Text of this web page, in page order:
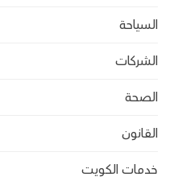
السياحة
الشركات
الصحة
القانون
خدمات الكويت